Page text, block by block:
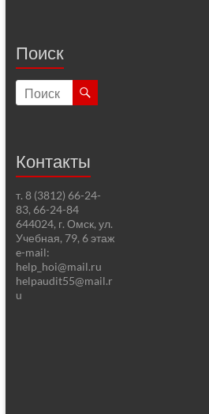
Поиск
Контакты
т. 8 (3812) 66-24-
83, 66-24-84
644024, г. Омск, ул.
Учебная, 79, 6 этаж
e-mail:
help_hoi@mail.ru
helpaudit55@mail.r
u